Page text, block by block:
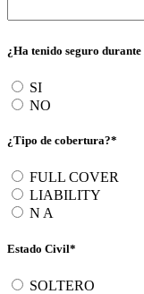
¿Ha tenido seguro
SI
NO
¿Tipo de cobertura?*
FULL COVER
LIABILITY
N A
Estado Civil*
SOLTERO